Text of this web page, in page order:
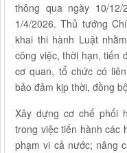
thông qua ngày 10/
1/4/2026. Thủ tướng
khai thi hành Luật
công việc, thời hạn, tiến
cơ quan, tổ chức có
bảo đảm kịp thời, đồng
Xây dựng cơ chế phối
trong việc tiến hành các
phạm vi cả nước; nâng